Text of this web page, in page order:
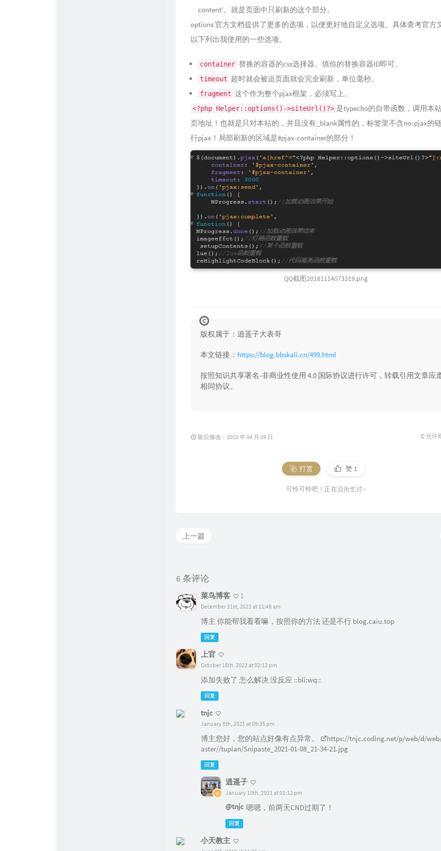
content'。就是页面中只刷新的这个部分。
options 官方文档提供了更多的选项，以便更好地自定义选项。具体查考官方
以下列出我使用的一些选项。
container 替换的容器的css选择器。填你的替换容器ID即可。
timeout 超时就会被迫页面就会完全刷新，单位毫秒。
fragment 这个作为整个pjax框架，必须写上。
<?php Helper::options()->siteUrl()?> 是typecho的自带函数，调用本
页地址！也就是只对本站的，并且没有_blank属性的，标签里不含no-pjax的
行pjax！局部刷新的区域是#pjax-container的部分！
QQ截图20181114073319.png
版权属于：逍遥子大表哥
本文链接： https://blog.bbskali.cn/499.html
按照知识共享署名-非商业性使用 4.0 国际协议进行许可，转载引用文章应
相同协议。
最后修改：2020 年 04 月 09 日 © 允许
打赏 赞 1
可怜可怜吧！正在沿街乞讨~
上一篇
6 条评论
菜鸟博客 1
December 31st, 2023 at 11:46 am
博主 你能帮我看看嘛，按照你的方法 还是不行 blog.caiu.top
回复
上官
October 16th, 2022 at 02:12 pm
添加失败了 怎么解决 没反应 ::bli:wq::
回复
tnjc
January 8th, 2021 at 09:35 pm
博主您好，您的站点好像有点异常。
https://tnjc.coding.net/p/web/d/
aster//tupian/Snipaste_2021-01-08_21-34-21.jpg
回复
逍遥子
January 10th, 2021 at 01:12 pm
@tnjc 嗯嗯，前两天CND过期了！
回复
小天教主